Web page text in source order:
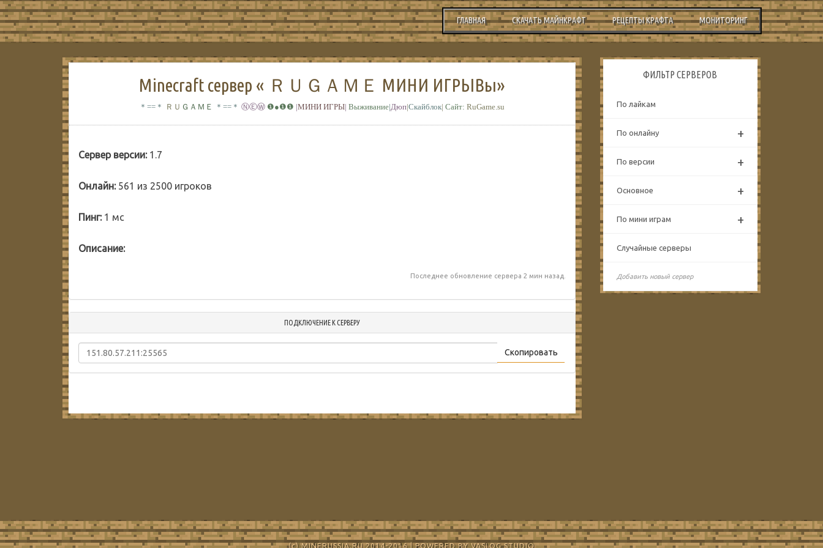
ГЛАВНАЯ СКАЧАТЬ МАЙНКРАФТ РЕЦЕПТЫ КРАФТА МОНИТОРИНГ
Minecraft сервер « ＲＵＧＡＭＥ МИНИ ИГРЫВы»
＊==＊ ＲＵ ＧＡＭＥ ＊==＊ ⓃⒺⓌ ❶●❶❶ |МИНИ ИГРЫ| Выживание|Дюп|Скайблок| Сайт: RuGame.su
Сервер версии:1.7
Онлайн:561 из 2500 игроков
Пинг:1 мс
Описание:
Последнее обновление сервера 2 мин назад.
ПОДКЛЮЧЕНИЕ К СЕРВЕРУ
Скопировать
ФИЛЬТР СЕРВЕРОВ
По лайкам
По онлайну +
По версии +
Основное +
По мини играм +
Случайные серверы
Добавить новый сервер
(c) MINERUSSIA.RU 2014-2016 | POWERED BY VASLOG STUDIO